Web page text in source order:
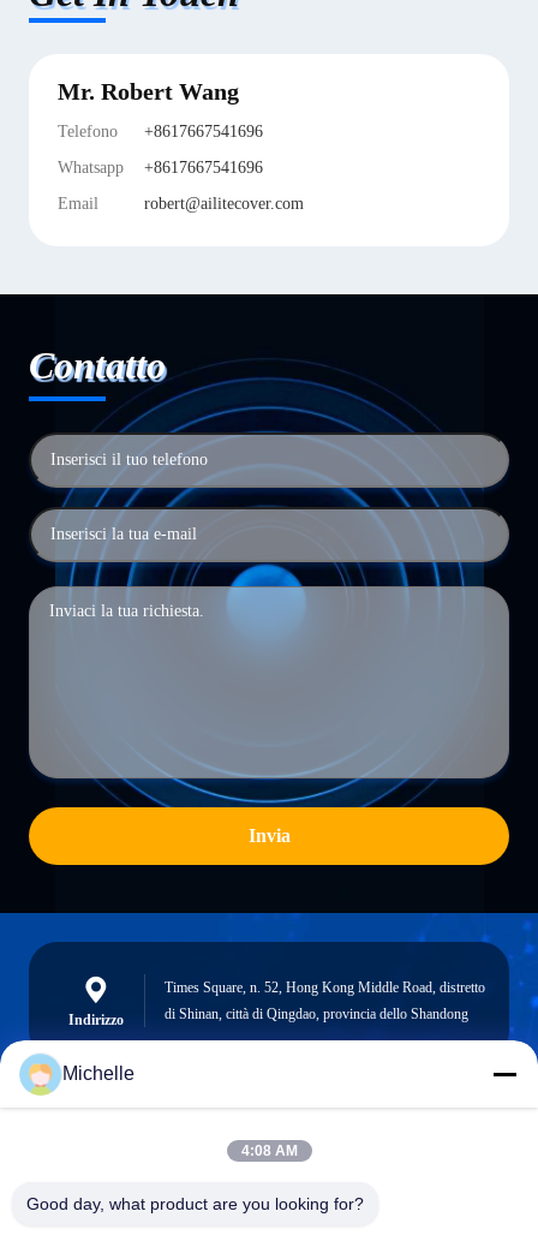
Mr. Robert Wang
Telefono
+8617667541696
Whatsapp
+8617667541696
Email
robert@ailitecover.com
Contatto
Invia
Indirizzo
Times Square, n. 52, Hong Kong Middle Road, distretto
di Shinan, città di Qingdao, provincia dello Shandong
robert@ailitecover.com
Michelle
4:08 AM
Good day, what product are you looking for?